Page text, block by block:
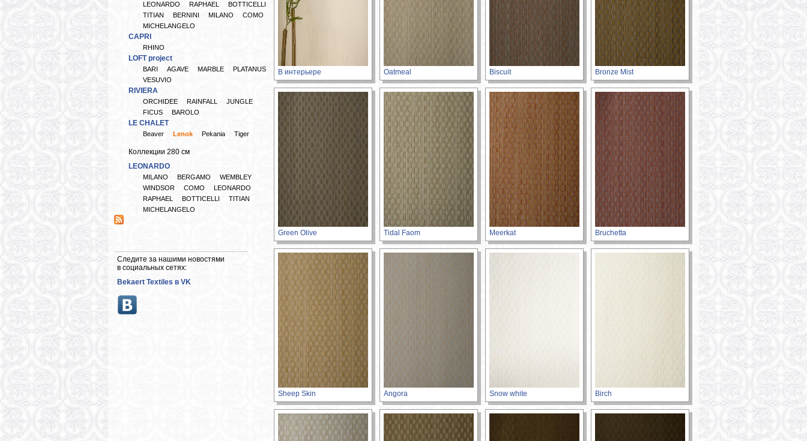
LEONARDO RAPHAEL
BOTTICELLI
TITIAN
BERNINI MILANO
COMO
MICHELANGELO
CAPRI
RHINO
LOFT project
BARI AGAVE MARBLE
PLATANUS
VESUVIO
RIVIERA
ORCHIDEE RAINFALL
JUNGLE
FICUS
BAROLO
LE CHALET
Beaver Lenok Pekania Tiger
Коллекции 280 см
LEONARDO
MILANO BERGAMO
WEMBLEY
WINDSOR
COMO
LEONARDO
RAPHAEL
BOTTICELLI
TITIAN
MICHELANGELO
Следите за нашими новостями
в социальных сетях:
Bekaert Textiles в VK
В интерьере Oatmeal Biscuit Bronze Mist
Green Olive Tidal Faom Meerkat Bruchetta
Sheep Skin Angora Snow white Birch